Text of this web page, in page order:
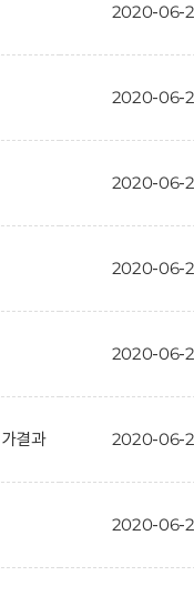
2020-06-
2020-06-
2020-06-
2020-06-
2020-06-
결과 2020-06-
2020-06-